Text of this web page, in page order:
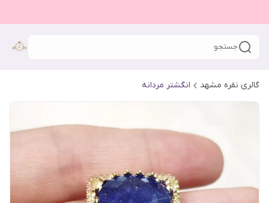
جستجو
گالری نقره مشهد انگشتر مردانه